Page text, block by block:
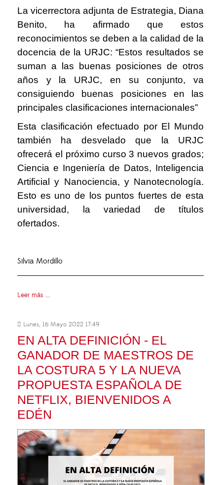
La vicerrectora adjunta de Estrategia, Diana
Benito, ha afirmado que estos
reconocimientos se deben a la calidad de la
docencia de la URJC: “Estos resultados se
suman a las buenas posiciones de otros
años y la URJC, en su conjunto, va
consiguiendo buenas posiciones en las
principales clasificaciones internacionales”
Esta clasificación efectuado por El Mundo
también ha desvelado que la URJC
ofrecerá el próximo curso 3 nuevos grados;
Ciencia e Ingeniería de Datos, Inteligencia
Artificial y Nanociencia, y Nanotecnología.
Esto es uno de los puntos fuertes de esta
universidad, la variedad de títulos
ofertados.
Silvia Mordillo
Leer más ...
Lunes, 16 Mayo 2022 17:49
EN ALTA DEFINICIÓN - EL
GANADOR DE MAESTROS DE
LA COSTURA 5 Y LA NUEVA
PROPUESTA ESPAÑOLA DE
NETFLIX, BIENVENIDOS A
EDÉN